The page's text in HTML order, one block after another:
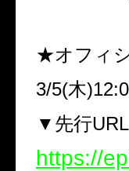
★オフィ
3/5(木
▼ 先行URL
https://